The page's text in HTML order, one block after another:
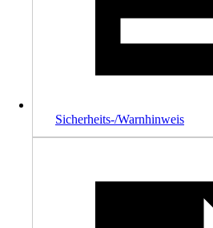
Sicherheits-/Warnhinweis